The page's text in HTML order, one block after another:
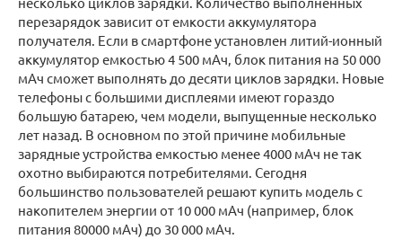
перезарядок зависит от емкости аккумулятора
получателя. Если в смартфоне установлен литий-ионный
аккумулятор емкостью 4 500 мАч, блок питания на 50 000
мАч сможет выполнять до десяти циклов зарядки. Новые
телефоны с большими дисплеями имеют гораздо
большую батарею, чем модели, выпущенные несколько
лет назад. В основном по этой причине мобильные
зарядные устройства емкостью менее 4000 мАч не так
охотно выбираются потребителями. Сегодня
большинство пользователей решают купить модель с
накопителем энергии от 10 000 мАч (например, блок
питания 80000 мАч) до 30 000 мАч.